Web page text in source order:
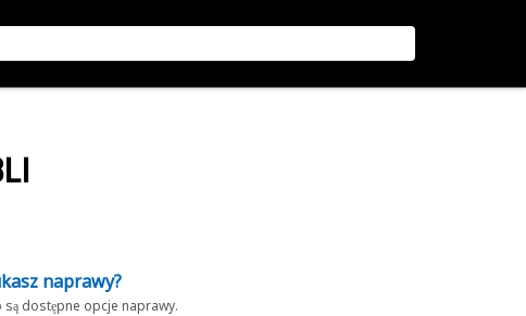
naprawy?
dostępne opcje naprawy.